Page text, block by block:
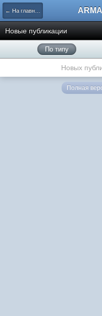
← На главную
Новые публикации
По типу
Новых
Полная